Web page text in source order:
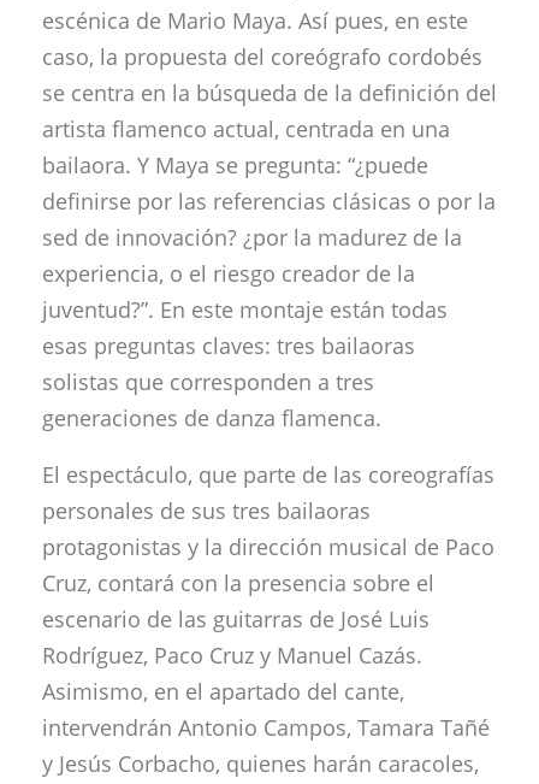
escénica de Mario Maya. Así pues, en este
caso, la propuesta del coreógrafo cordobés
se centra en la búsqueda de la definición del
artista flamenco actual, centrada en una
bailaora. Y Maya se pregunta: “¿puede
definirse por las referencias clásicas o por la
sed de innovación? ¿por la madurez de la
experiencia, o el riesgo creador de la
juventud?”. En este montaje están todas
esas preguntas claves: tres bailaoras
solistas que corresponden a tres
generaciones de danza flamenca.
El espectáculo, que parte de las coreografías
personales de sus tres bailaoras
protagonistas y la dirección musical de Paco
Cruz, contará con la presencia sobre el
escenario de las guitarras de José Luis
Rodríguez, Paco Cruz y Manuel Cazás.
Asimismo, en el apartado del cante,
intervendrán Antonio Campos, Tamara Tañé
y Jesús Corbacho, quienes harán caracoles,